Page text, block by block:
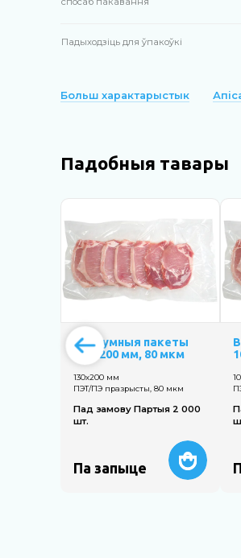
Падыходзіць для ўпакоўкі
Больш характарыстык
Падобныя тавары
Вакуумныя пакеты
130х200 мм, 80 мкм
130х200 мм
ПЭТ/ПЭ празрысты, 80 мкм
Пад замову Партыя 2 000
шт.
Па запыце